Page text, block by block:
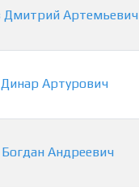
Дмитрий Артемьевич
Динар Артурович
Богдан Андреевич